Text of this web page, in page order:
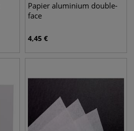
Papier aluminium double-
face
4,45 €